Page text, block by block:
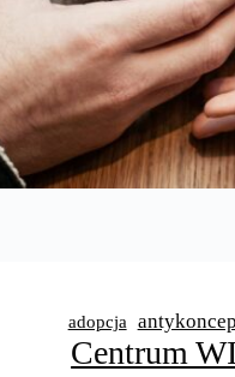
adopcja
Centrum